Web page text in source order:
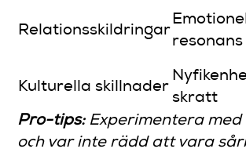
Relationsskildringar
resonans
Kulturella skillnader
skratt
Pro-tips: Experimentera med
och var inte rädd att vara